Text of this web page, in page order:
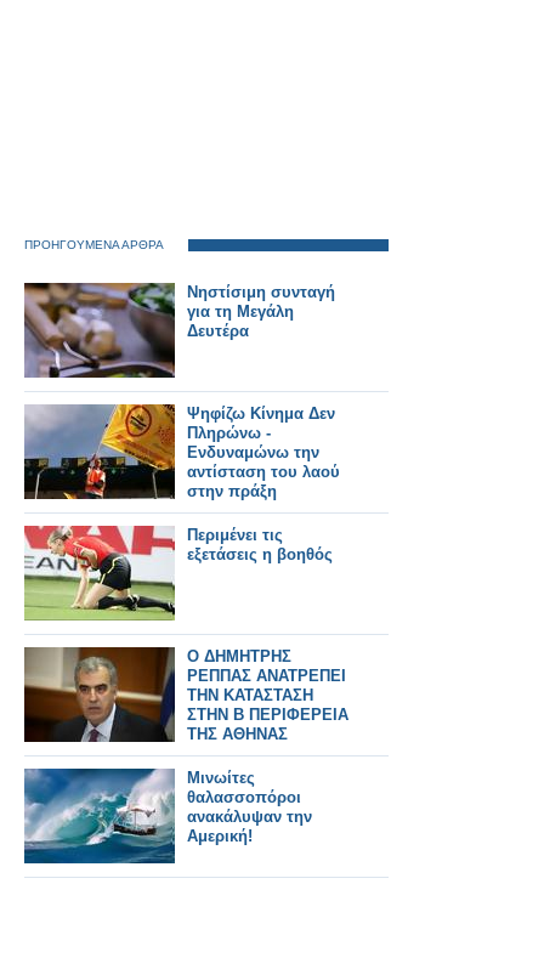
ΠΡΟΗΓΟΥΜΕΝΑ ΑΡΘΡΑ
Νηστίσιμη συνταγή
για τη Μεγάλη
Δευτέρα
Ψηφίζω Κίνημα Δεν
Πληρώνω -
Ενδυναμώνω την
αντίσταση του λαού
στην πράξη
Περιμένει τις
εξετάσεις η βοηθός
Ο ΔΗΜΗΤΡΗΣ
ΡΕΠΠΑΣ ΑΝΑΤΡΕΠΕΙ
ΤΗΝ ΚΑΤΑΣΤΑΣΗ
ΣΤΗΝ Β ΠΕΡΙΦΕΡΕΙΑ
ΤΗΣ ΑΘΗΝΑΣ
Μινωίτες
θαλασσοπόροι
ανακάλυψαν την
Αμερική!